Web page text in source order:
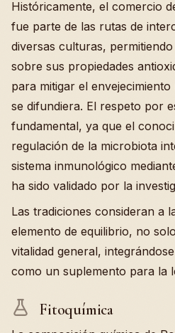
Históricamente, el comercio
fue parte de las rutas de
diversas culturas,
sobre sus propiedades
para mitigar el
se difundiera. El respeto por
fundamental, ya que el
regulación de la microbiota
sistema inmunológico
ha sido validado por la
Las tradiciones consideran a
elemento de equilibrio, no
vitalidad general,
como un suplemento para la
Fitoquímica